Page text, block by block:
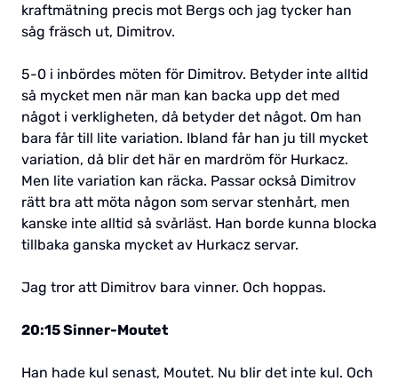
kraftmätning precis mot Bergs och jag tycker han
såg fräsch ut, Dimitrov.
5-0 i inbördes möten för Dimitrov. Betyder inte alltid
så mycket men när man kan backa upp det med
något i verkligheten, då betyder det något. Om han
bara får till lite variation. Ibland får han ju till mycket
variation, då blir det här en mardröm för Hurkacz.
Men lite variation kan räcka. Passar också Dimitrov
rätt bra att möta någon som servar stenhårt, men
kanske inte alltid så svårläst. Han borde kunna blocka
tillbaka ganska mycket av Hurkacz servar.
Jag tror att Dimitrov bara vinner. Och hoppas.
20:15 Sinner-Moutet
Han hade kul senast, Moutet. Nu blir det inte kul. Och